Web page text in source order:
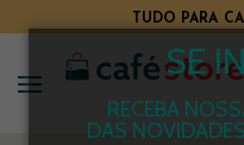
SE
RECEBA
DAS
TUDO PARA